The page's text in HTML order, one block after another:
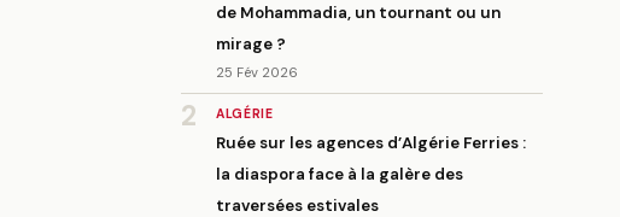
de Mohammadia, un tournant ou un
mirage ?
25 Fév 2026
2 ALGÉRIE
Ruée sur les agences d’Algérie Ferries :
la diaspora face à la galère des
traversées estivales